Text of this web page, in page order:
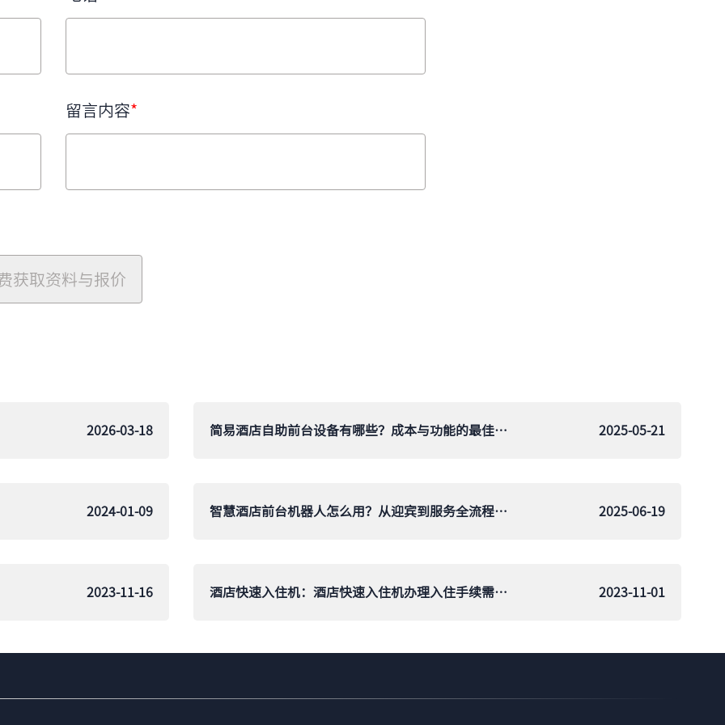
留言内容*
获取资料与报价
2026-03-18 简易酒店自助前台设备有哪些？成本与功能的最佳平衡 2025-05-21
2024-01-09 智慧酒店前台机器人怎么用？从迎宾到服务全流程教程 2025-06-19
2023-11-16 酒店快速入住机：酒店快速入住机办理入住手续需要几分钟？ 2023-11-01